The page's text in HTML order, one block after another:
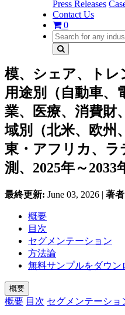
Press Releases
Contact Us
0
模、シェア、トレ
用途別（自動車、
業、医療、消費財
域別（北米、欧州
東・アフリカ、
測、2025年～2033
最終更新: June 03, 2026 | 著
概要
目次
セグメンテーション
方法論
無料サンプルをダウン
概要
概要 目次 セグメンテーショ